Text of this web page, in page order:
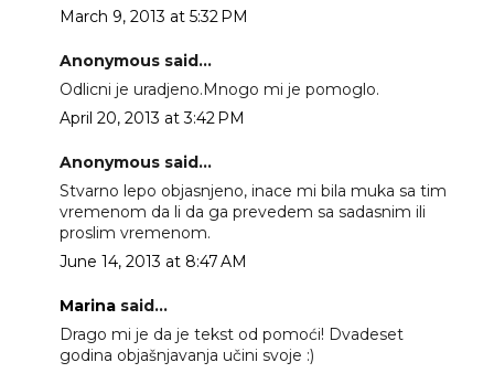
March 9, 2013 at 5:32 PM
Anonymous said...
Odlicni je uradjeno.Mnogo mi je pomoglo.
April 20, 2013 at 3:42 PM
Anonymous said...
Stvarno lepo objasnjeno, inace mi bila muka sa tim
vremenom da li da ga prevedem sa sadasnim ili
proslim vremenom.
June 14, 2013 at 8:47 AM
Marinasaid...
Drago mi je da je tekst od pomoći! Dvadeset
godina objašnjavanja učini svoje :)